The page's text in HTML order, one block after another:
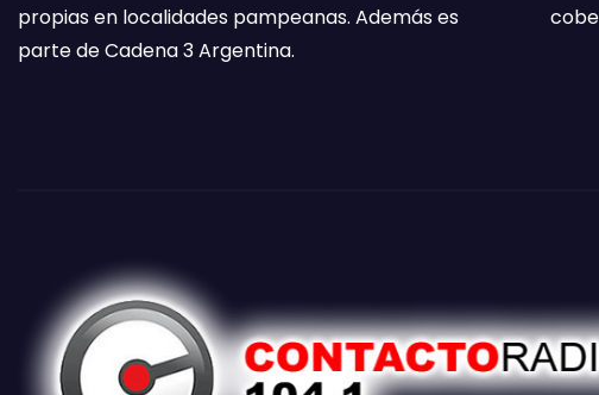
propias en localidades pampeanas. Además es
parte de Cadena 3 Argentina.